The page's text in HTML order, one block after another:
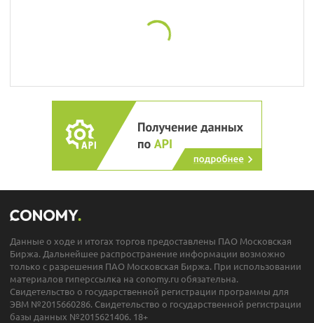
Данные о ходе и итогах торгов предоставлены ПАО Московская
Биржа. Дальнейшее распространение информации возможно
только с разрешения ПАО Московская Биржа. При использовании
материалов гиперссылка на conomy.ru обязательна.
Свидетельство о государственной регистрации программы для
ЭВМ №2015660286. Свидетельство о государственной регистрации
базы данных №2015621406. 18+